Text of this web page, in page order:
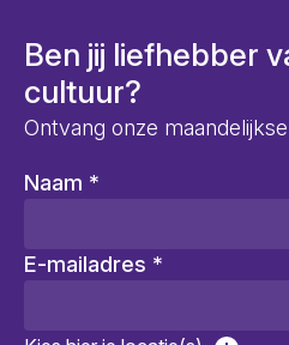
Ben jij liefhebber
cultuur?
Ontvang onze
Naam *
E-mailadres *